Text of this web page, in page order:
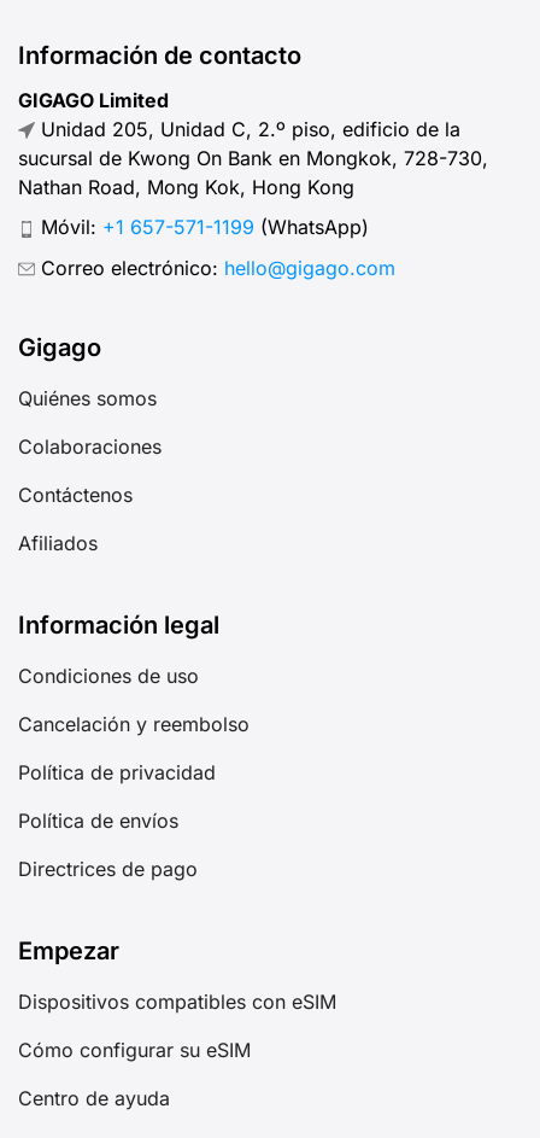
Información de contacto
GIGAGO Limited
Unidad 205, Unidad C, 2.º piso, edificio de la
sucursal de Kwong On Bank en Mongkok, 728-730,
Nathan Road, Mong Kok, Hong Kong
Móvil: +1 657-571-1199 (WhatsApp)
Correo electrónico: hello@gigago.com
Gigago
Quiénes somos
Colaboraciones
Contáctenos
Afiliados
Información legal
Condiciones de uso
Cancelación y reembolso
Política de privacidad
Política de envíos
Directrices de pago
Empezar
Dispositivos compatibles con eSIM
Cómo configurar su eSIM
Centro de ayuda